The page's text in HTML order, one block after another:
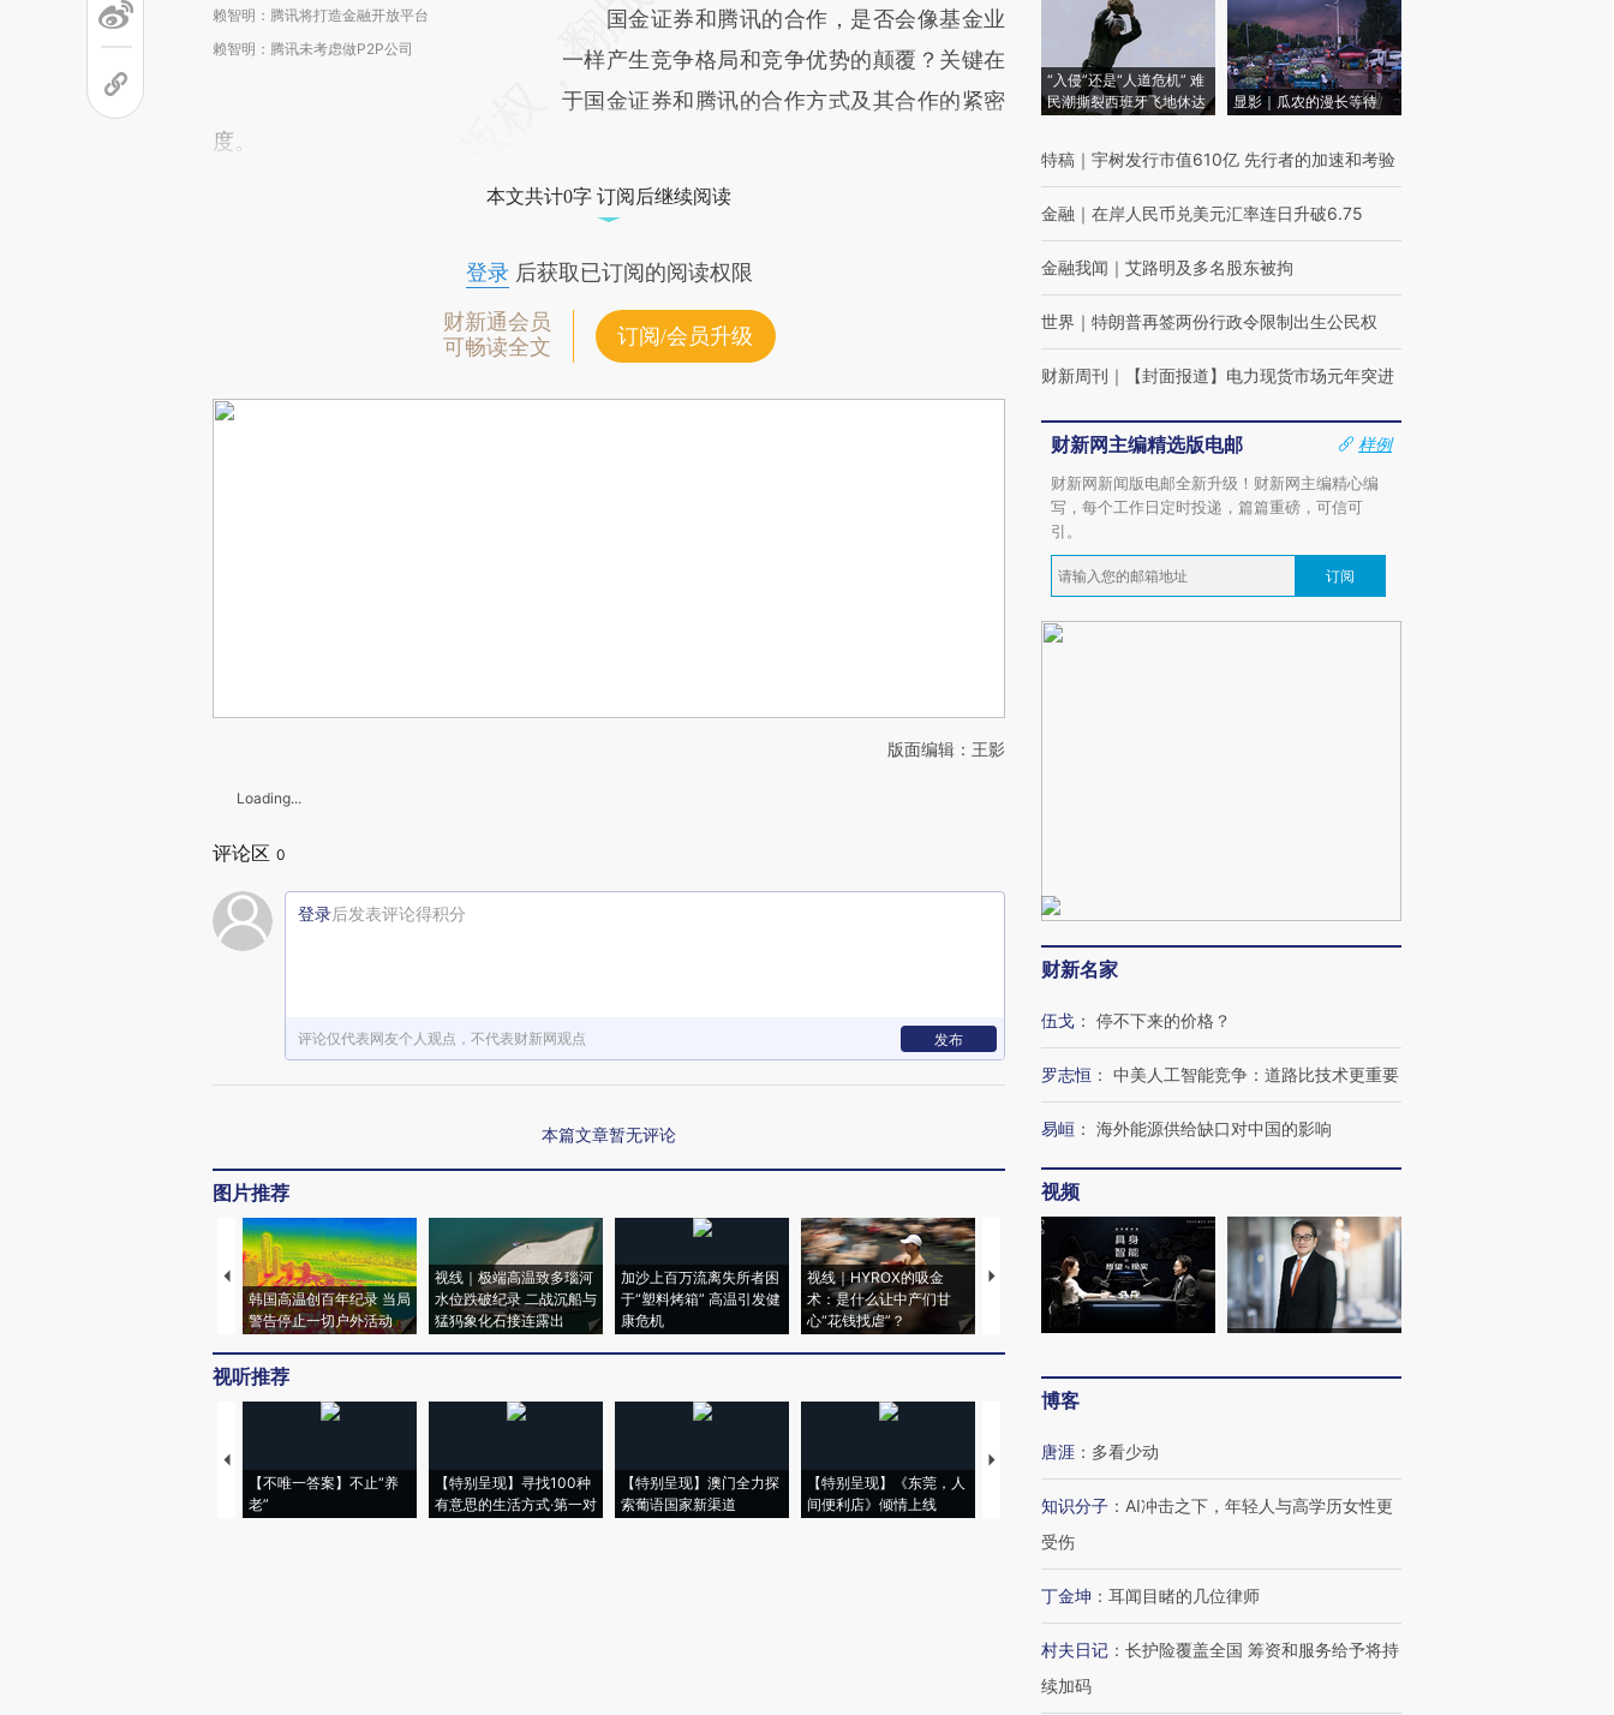
赖智明：腾讯将打造金融开放平台
赖智明：腾讯未考虑做P2P公司
国金证券和腾讯的合作，是否会像基金业
一样产生竞争格局和竞争优势的颠覆？关键在
于国金证券和腾讯的合作方式及其合作的紧密
度。
本文共计0字 订阅后继续阅读
登录后获取已订阅的阅读权限
财新通会员
可畅读全文
订阅/会员升级
版面编辑：王影
Loading...
评论区 0
登录后发表评论得积分
评论仅代表网友个人观点，不代表财新网观点 发布
本篇文章暂无评论
图片推荐
韩国高温创百年纪录 当局
警告停止一切户外活动
视线｜极端高温致多瑙河
水位跌破纪录 二战沉船与
猛犸象化石接连露出
加沙上百万流离失所者困
于“塑料烤箱” 高温引发健
康危机
视线｜HYROX的吸金
术：是什么让中产们甘
心“花钱找虐”？
马航飞行员跨国走私7万
粒摇头丸 尿检体内含3种
视线｜被称为“蟑螂”的印
度Z世代 用街头抗争将教
育部长拱下台
视线｜“入侵”还是“人道危
机”？难民潮撕裂西班牙
飞地休达
视听推荐
【不唯一答案】不止“养
老”
【特别呈现】寻找100种
有意思的生活方式·第一对
【特别呈现】澳门全力探
索葡语国家新渠道
【特别呈现】《东莞，人
间便利店》倾情上线
【推广】走进第四届链博
会，让数智科技“链”接产
【特别呈现】寻找100种
有意思的生活方式·第三对
CFO：不靠规模取胜，华
住三大增长引擎是什么？
“入侵”还是“人道危机” 难
民潮撕裂西班牙飞地休达
显影｜瓜农的漫长等待
特稿 ｜ 宇树发行市值610亿 先行者的加速和考验
金融 ｜ 在岸人民币兑美元汇率连日升破6.75
金融我闻 ｜ 艾路明及多名股东被拘
世界 ｜ 特朗普再签两份行政令限制出生公民权
财新周刊 ｜ 【封面报道】电力现货市场元年突进
财新网主编精选版电邮
样例
财新网新闻版电邮全新升级！财新网主编精心编
写，每个工作日定时投递，篇篇重磅，可信可
引。
订阅
财新名家
伍戈 ： 停不下来的价格？
罗志恒 ： 中美人工智能竞争：道路比技术更重要
易峘 ： 海外能源供给缺口对中国的影响
视频
博客
唐涯 ： 多看少动
知识分子 ： AI冲击之下，年轻人与高学历女性更
受伤
丁金坤 ： 耳闻目睹的几位律师
村夫日记 ： 长护险覆盖全国 筹资和服务给予将持
续加码